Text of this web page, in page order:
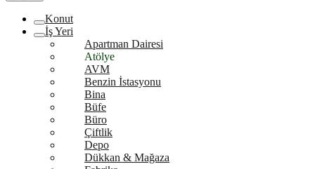
Konut
İş Yeri
Apartman Dairesi
Atölye
AVM
Benzin İstasyonu
Bina
Büfe
Büro
Çiftlik
Depo
Dükkan & Mağaza